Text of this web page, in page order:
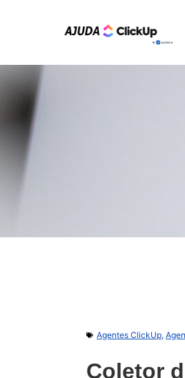
Agentes ClickUp,
Coletor